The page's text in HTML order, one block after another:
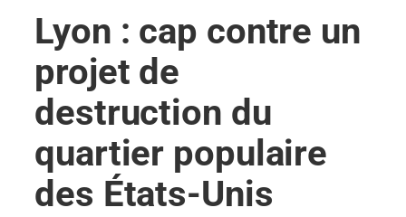
e
r
Lyon : cap contre un
projet de
destruction du
quartier populaire
des États-Unis